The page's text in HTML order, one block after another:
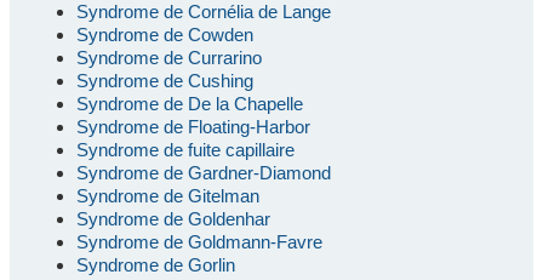
Syndrome de Cornélia de Lange
Syndrome de Cowden
Syndrome de Currarino
Syndrome de Cushing
Syndrome de De la Chapelle
Syndrome de Floating-Harbor
Syndrome de fuite capillaire
Syndrome de Gardner-Diamond
Syndrome de Gitelman
Syndrome de Goldenhar
Syndrome de Goldmann-Favre
Syndrome de Gorlin